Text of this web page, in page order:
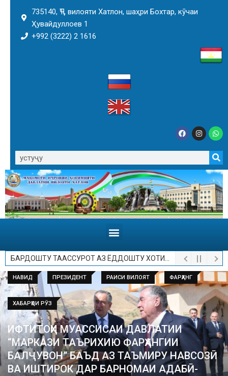
735140, ҶТ, вилояти Хатлон, шаҳри Бохтар, кӯчаи
Ҳувайдуллоев 1
+992 (3222) 2 1616
БАРДОШТУ ТААССУРОТ АЗ ЁДДОШТУ ХОТИРОТ.
НАВИД ПРЕЗИДЕНТ РАИСИ ВИЛОЯТ ФАРҲАНГ
ХАБАРҲОИ РӮЗ
ИФТИТОҲИ МУАССИСАИ ДАВЛАТИИ
“МАРКАЗИ ТАЪРИХИЮ ФАРҲАНГИИ
БАЛҶУВОН” БАЪД АЗ ТАЪМИРУ НАВСОЗӢ
ВА ИШТИРОК ДАР БАРНОМАИ АДАБӢ-